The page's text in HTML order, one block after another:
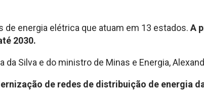
energia elétrica que atuam em 13 estados. A
2030.
Silva e do ministro de Minas e Energia,
de redes de distribuição de energia